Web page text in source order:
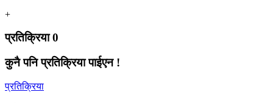
+
प्रतिक्रिया0
कुनै पनि प्रतिक्रिया पाईएन !
प्रतिक्रिया